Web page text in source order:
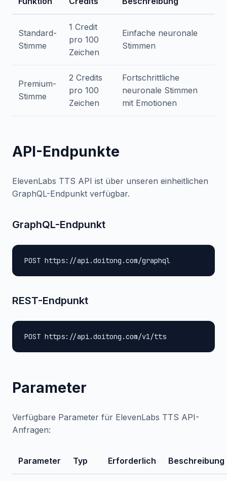
Standard-
Stimme
1 Credit
pro 100
Zeichen
Einfache neuronale
Stimmen
Premium-
Stimme
2 Credits
pro 100
Zeichen
Fortschrittliche
neuronale Stimmen
mit Emotionen
API-Endpunkte
ElevenLabs TTS API ist über unseren einheitlichen
GraphQL-Endpunkt verfügbar.
GraphQL-Endpunkt
POST https://api.doitong.com/graphql
REST-Endpunkt
POST https://api.doitong.com/v1/tts
Parameter
Verfügbare Parameter für ElevenLabs TTS API-
Anfragen:
Parameter Typ Erforderlich Beschreibung